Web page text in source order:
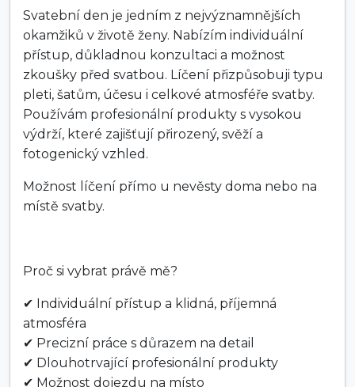
Svatební den je jedním z nejvýznamnějších
okamžiků v životě ženy. Nabízím individuální
přístup, důkladnou konzultaci a možnost
zkoušky před svatbou. Líčení přizpůsobuji typu
pleti, šatům, účesu i celkové atmosféře svatby.
Používám profesionální produkty s vysokou
výdrží, které zajišťují přirozený, svěží a
fotogenický vzhled.
Možnost líčení přímo u nevěsty doma nebo na
místě svatby.
Proč si vybrat právě mě?
✔ Individuální přístup a klidná, příjemná
atmosféra
✔ Precizní práce s důrazem na detail
✔ Dlouhotrvající profesionální produkty
✔ Možnost dojezdu na místo